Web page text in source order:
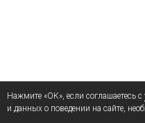
Нажмите «ОК», если соглашаетесь с
и данных о поведении на сайте,